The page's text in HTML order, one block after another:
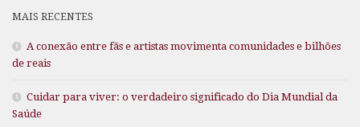
MAIS RECENTES
A conexão entre fãs e artistas movimenta comunidades e bilhões
de reais
Cuidar para viver: o verdadeiro significado do Dia Mundial da
Saúde